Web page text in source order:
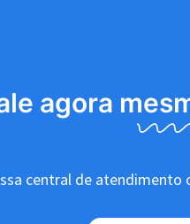
agora
central de atendimento